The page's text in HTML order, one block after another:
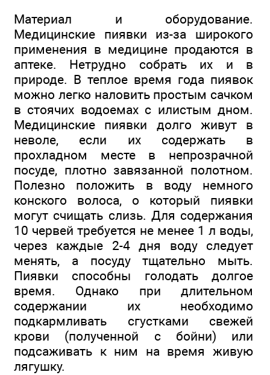
Материал и оборудование.
Медицинские пиявки из-за широкого
применения в медицине продаются в
аптеке. Нетрудно собрать их и в
природе. В теплое время года пиявок
можно легко наловить простым сачком
в стоячих водоемах с илистым дном.
Медицинские пиявки долго живут в
неволе, если их содержать в
прохладном месте в непрозрачной
посуде, плотно завязанной полотном.
Полезно положить в воду немного
конского волоса, о который пиявки
могут счищать слизь. Для содержания
10 червей требуется не менее 1 л воды,
через каждые 2-4 дня воду следует
менять, а посуду тщательно мыть.
Пиявки способны голодать долгое
время. Однако при длительном
содержании их необходимо
подкармливать сгустками свежей
крови (полученной с бойни) или
подсаживать к ним на время живую
лягушку.